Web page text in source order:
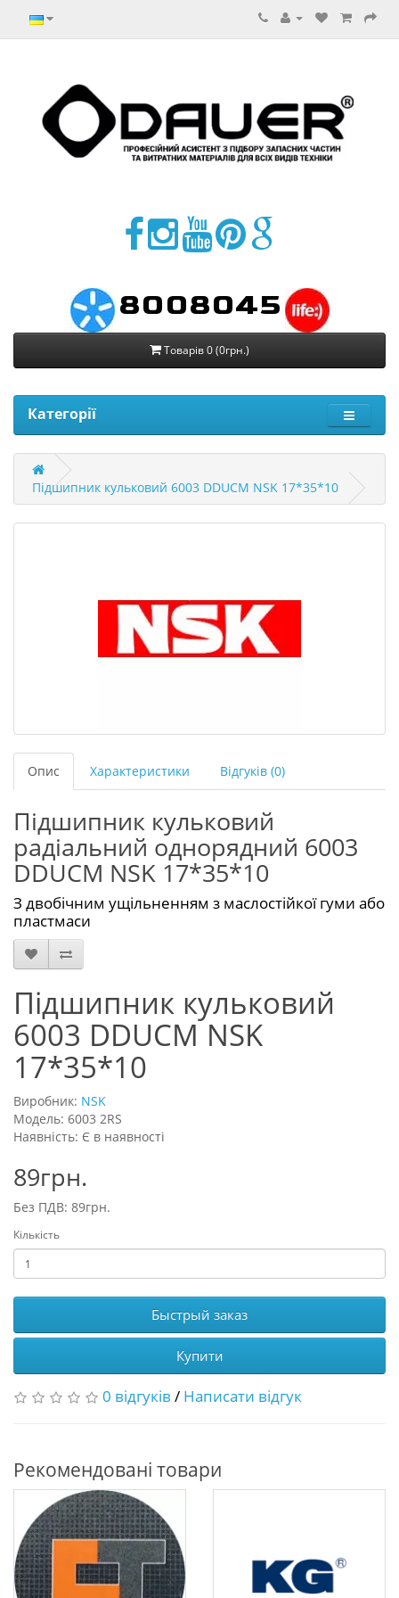
8008045
Товарів 0 (0грн.)
Категорії
Підшипник кульковий 6003 DDUCM NSK 17*35*10
Опис Характеристики Відгуків (0)
Підшипник кульковий
радіальний однорядний 6003
DDUCM NSK 17*35*10
З двобічним ущільненням з маслостійкої гуми або
пластмаси
Підшипник кульковий
6003 DDUCM NSK
17*35*10
Виробник: NSK
Модель: 6003 2RS
Наявність: Є в наявності
89грн.
Без ПДВ: 89грн.
Кількість
Быстрый заказ
Купити
0 відгуків / Написати відгук
Рекомендовані товари